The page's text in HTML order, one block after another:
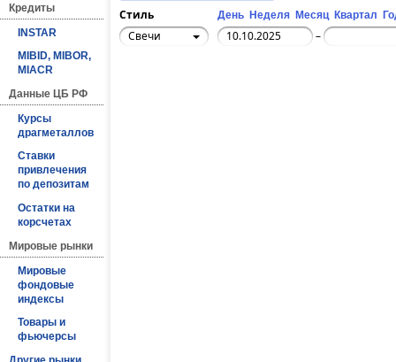
Кредиты
INSTAR
MIBID, MIBOR,
MIACR
Данные ЦБ РФ
Курсы
драгметаллов
Ставки
привлечения
по депозитам
Остатки на
корсчетах
Мировые рынки
Мировые
фондовые
индексы
Товары и
фьючерсы
Стиль
День Неделя Месяц Квартал
Свечи –